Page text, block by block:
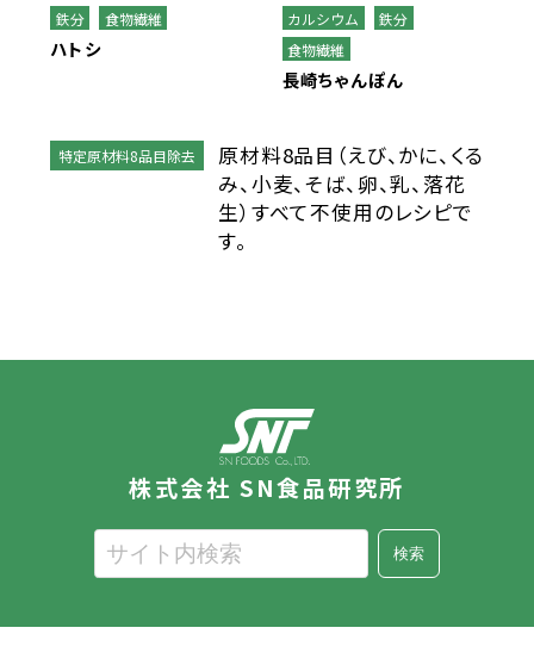
世界の料理
全学栄製品・全学栄すいせん製品
学校給食用カルシウム米
スクール糸かまぼこ
全学栄 野菜ミックスボール
全学栄 枝豆とじゃこの元気ボール
鉄分 食物繊維
ハトシ
カルシウム
鉄分
食物繊維
長崎ちゃんぽん
特定原材料8品目除去
原材料8品目（えび、かに、くる
み、小麦、そば、卵、乳、落花
生）すべて不使用のレシピで
す。
株式会社 SN食品研究所
検索